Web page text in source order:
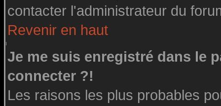
contacter l'administrateur du
Revenir en haut
Je me suis enregistré dans le
connecter ?!
Les raisons les plus probables